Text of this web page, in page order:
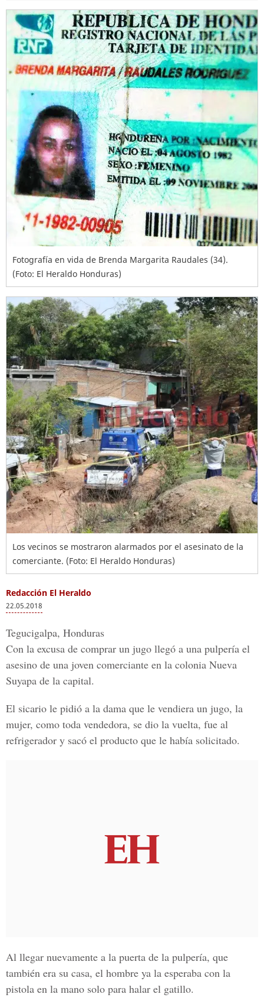
Fotografía en vida de Brenda Margarita Raudales (34).
(Foto: El Heraldo Honduras)
Los vecinos se mostraron alarmados por el asesinato de la
comerciante. (Foto: El Heraldo Honduras)
Redacción El Heraldo
22.05.2018
Tegucigalpa, Honduras
Con la excusa de comprar un jugo llegó a una pulpería el
asesino de una joven comerciante en la colonia Nueva
Suyapa de la capital.
El sicario le pidió a la dama que le vendiera un jugo, la
mujer, como toda vendedora, se dio la vuelta, fue al
refrigerador y sacó el producto que le había solicitado.
Al llegar nuevamente a la puerta de la pulpería, que
también era su casa, el hombre ya la esperaba con la
pistola en la mano solo para halar el gatillo.